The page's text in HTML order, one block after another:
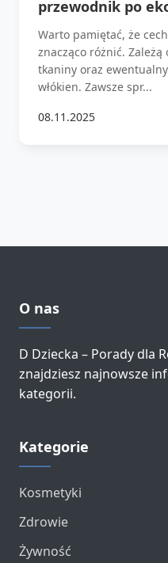
przewodnik po
Warto pamiętać, że
znacząco różnić.
tkaniny oraz
włókien. Zawsze spr...
08.11.2025
O nas
D Dziecka – Porady dla
znajdziesz najnowsze
kategorii.
Kategorie
Kosmetyki
Zdrowie
Żywność